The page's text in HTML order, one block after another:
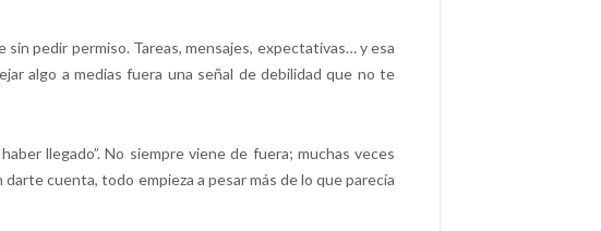
pedir permiso. Tareas, mensajes, expectativas… y esa
algo a medias fuera una señal de debilidad que no te
llegado”. No siempre viene de fuera; muchas veces
cuenta, todo empieza a pesar más de lo que parecía